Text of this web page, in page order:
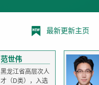
最新更新主页
范世伟
黑龙江省高层次人
才（D类），入选